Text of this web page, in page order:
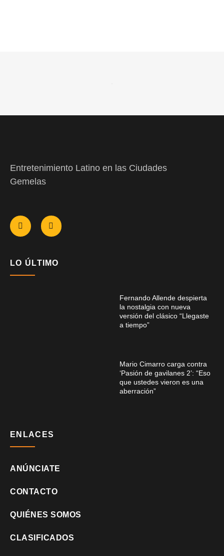
Entretenimiento Latino en las Ciudades
Gemelas
LO ÚLTIMO
Fernando Allende despierta
la nostalgia con nueva
versión del clásico “Llegaste
a tiempo”
Mario Cimarro carga contra
‘Pasión de gavilanes 2’: “Eso
que ustedes vieron es una
aberración”
ENLACES
ANÚNCIATE
CONTACTO
QUIÉNES SOMOS
CLASIFICADOS